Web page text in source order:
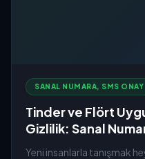
SANAL NUMARA, SMS ONAY
Tinder ve Flört
Gizlilik: Sanal
Rehberi
Yeni insanlarla tanışmak